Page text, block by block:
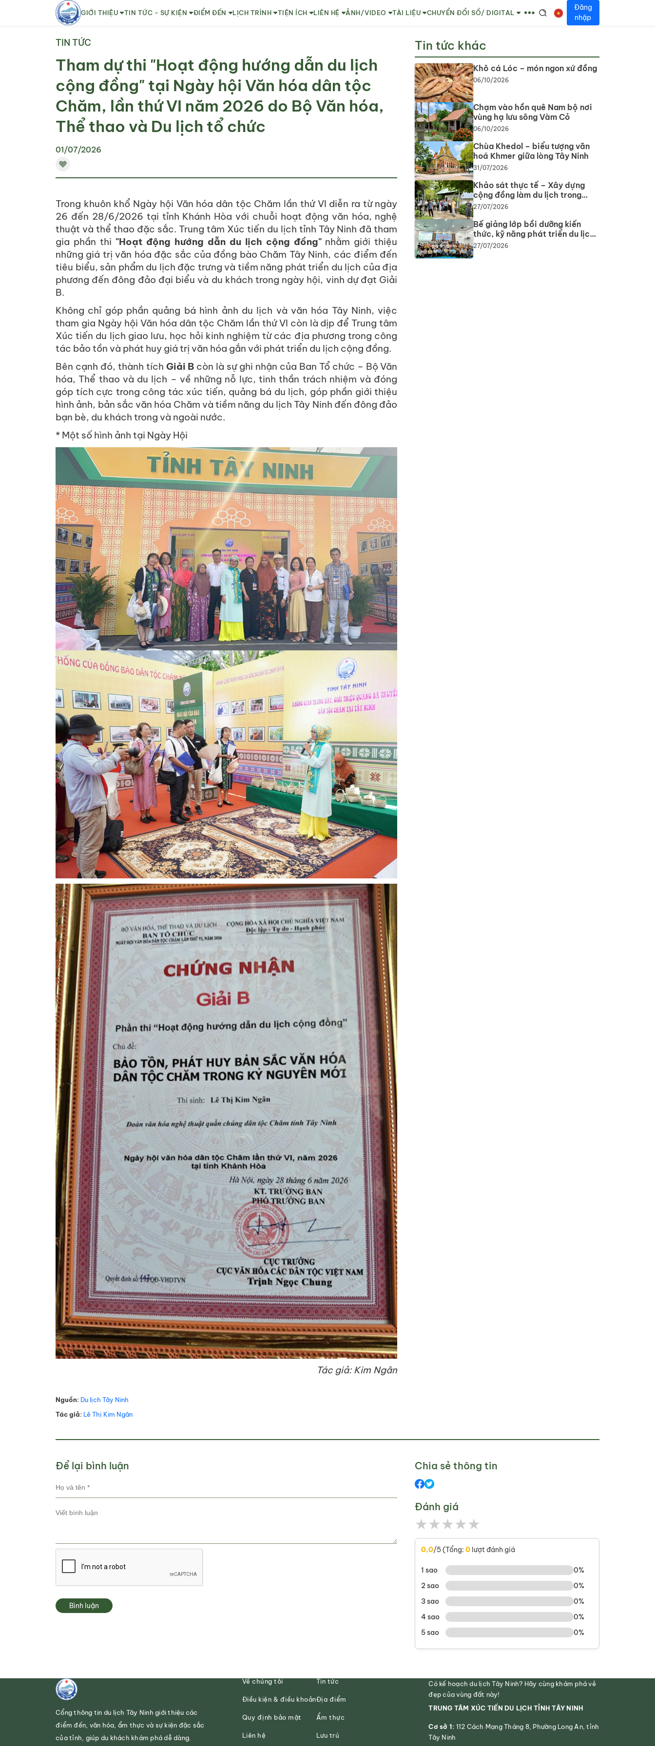
GIỚI THIỆU TIN TỨC - SỰ KIỆN ĐIỂM ĐẾN LỊCH TRÌNH TIỆN ÍCH LIÊN HỆ ẢNH/VIDEO TÀI LIỆU CHUYỂN ĐỔI SỐ/ DIGITAL
Đăng
nhập
TIN TỨC
Tham dự thi "Hoạt động hướng dẫn du lịch
cộng đồng" tại Ngày hội Văn hóa dân tộc
Chăm, lần thứ VI năm 2026 do Bộ Văn hóa,
Thể thao và Du lịch tổ chức
01/07/2026
Trong khuôn khổ Ngày hội Văn hóa dân tộc Chăm lần thứ VI diễn ra từ ngày
26 đến 28/6/2026 tại tỉnh Khánh Hòa với chuỗi hoạt động văn hóa, nghệ
thuật và thể thao đặc sắc. Trung tâm Xúc tiến du lịch tỉnh Tây Ninh đã tham
gia phần thi "Hoạt động hướng dẫn du lịch cộng đồng"nhằm giới thiệu
những giá trị văn hóa đặc sắc của đồng bào Chăm Tây Ninh, các điểm đến
tiêu biểu, sản phẩm du lịch đặc trưng và tiềm năng phát triển du lịch của địa
phương đến đông đảo đại biểu và du khách trong ngày hội, vinh dự đạt Giải
B.
Không chỉ góp phần quảng bá hình ảnh du lịch và văn hóa Tây Ninh, việc
tham gia Ngày hội Văn hóa dân tộc Chăm lần thứ VI còn là dịp để Trung tâm
Xúc tiến du lịch giao lưu, học hỏi kinh nghiệm từ các địa phương trong công
tác bảo tồn và phát huy giá trị văn hóa gắn với phát triển du lịch cộng đồng.
Bên cạnh đó, thành tích Giải B còn là sự ghi nhận của Ban Tổ chức – Bộ Văn
hóa, Thể thao và du lịch – về những nỗ lực, tinh thần trách nhiệm và đóng
góp tích cực trong công tác xúc tiến, quảng bá du lịch, góp phần giới thiệu
hình ảnh, bản sắc văn hóa Chăm và tiềm năng du lịch Tây Ninh đến đông đảo
bạn bè, du khách trong và ngoài nước.
* Một số hình ảnh tại Ngày Hội
Tác giả: Kim Ngân
Nguồn: Du lịch Tây Ninh
Tác giả: Lê Thị Kim Ngân
Tin tức khác
Khô cá Lóc – món ngon xứ đồng
06/10/2026
Chạm vào hồn quê Nam bộ nơi
vùng hạ lưu sông Vàm Cỏ
06/10/2026
Chùa Khedol – biểu tượng văn
hoá Khmer giữa lòng Tây Ninh
31/07/2026
Khảo sát thực tế – Xây dựng
cộng đồng làm du lịch trong
phát triển du lịch cộng đồng tại
27/07/2026
Bế giảng lớp bồi dưỡng kiến
thức, kỹ năng phát triển du lịch
cộng đồng: Gắn lý thuyết với
27/07/2026
Để lại bình luận
Bình luận
Chia sẻ thông tin
Đánh giá
★★★★★
0,0/5 (Tổng:0 lượt đánh giá
1 sao
0%
2 sao
0%
3 sao
0%
4 sao
0%
5 sao
0%
Cổng thông tin du lịch Tây Ninh giới thiệu các
điểm đến, văn hóa, ẩm thực và sự kiện đặc sắc
của tỉnh, giúp du khách khám phá dễ dàng.
Về chúng tôi
Điều kiện & điều khoản
Quy định bảo mật
Liên hệ
Tin tức
Địa điểm
Ẩm thực
Lưu trú
Có kế hoạch du lịch Tây Ninh? Hãy cùng khám phá vẻ
đẹp của vùng đất này!
TRUNG TÂM XÚC TIẾN DU LỊCH TỈNH TÂY NINH
Cơ sở 1: 112 Cách Mạng Tháng 8, Phường Long An, tỉnh
Tây Ninh